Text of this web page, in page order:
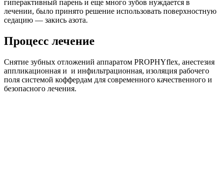
гиперактивный парень и еще много зубов нуждается в
лечении, было принято решение использовать поверхностную
седацию — закись азота.
Процесс лечение
Снятие зубных отложений аппаратом PROPHYflex, анестезия
аппликационная и и инфильтрационная, изоляция рабочего
поля системой коффердам для современного качественного и
безопасного лечения.